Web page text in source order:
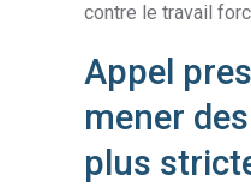
contre le travail
Appel
mener
plus